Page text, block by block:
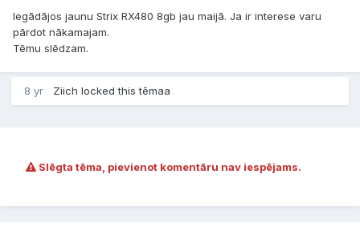
Iegādājos jaunu Strix RX480 8gb jau maijā. Ja ir interese varu
pārdot nākamajam.
Tēmu slēdzam.
8 yr Ziich locked this tēmaa
Slēgta tēma, pievienot komentāru nav iespējams.